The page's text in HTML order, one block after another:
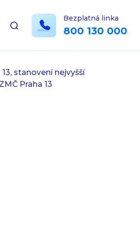
Bezplatná linka
800 130 000
stanovení nejvyšší
Praha 13